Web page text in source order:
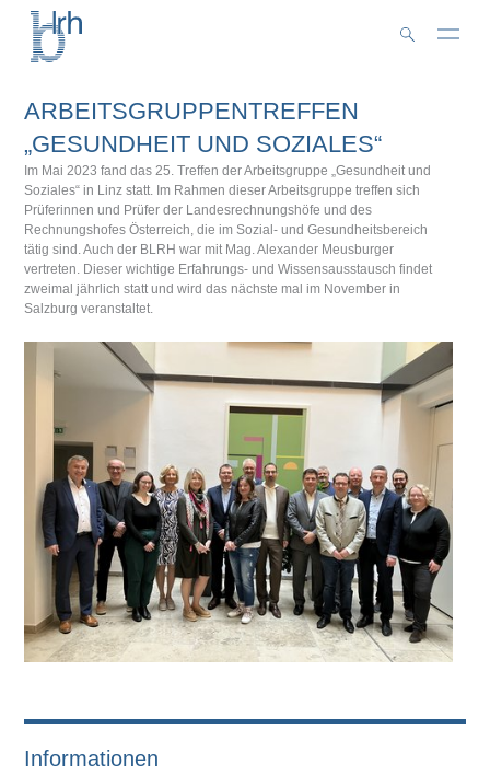
springen
ARBEITSGRUPPENTREFFEN
„GESUNDHEIT UND SOZIALES“
Im Mai 2023 fand das 25. Treffen der Arbeitsgruppe „Gesundheit und
Soziales“ in Linz statt. Im Rahmen dieser Arbeitsgruppe treffen sich
Prüferinnen und Prüfer der Landesrechnungshöfe und des
Rechnungshofes Österreich, die im Sozial- und Gesundheitsbereich
tätig sind. Auch der BLRH war mit Mag. Alexander Meusburger
vertreten. Dieser wichtige Erfahrungs- und Wissensausstausch findet
zweimal jährlich statt und wird das nächste mal im November in
Salzburg veranstaltet.
Informationen